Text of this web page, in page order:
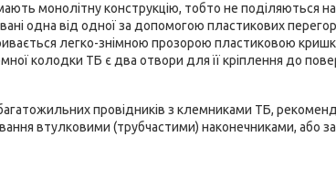
монолітну конструкцію, тобто не поділяються
одна від одної за допомогою пластикових
легко-знімною прозорою пластиковою
колодки ТБ є два отвори для її кріплення до
провідників з клемниками ТБ,
втулковими (трубчастими) наконечниками, або